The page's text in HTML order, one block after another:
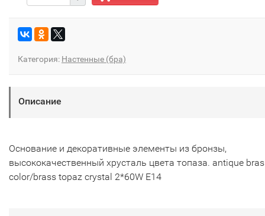
Категория: Настенные (бра)
Описание
Основание и декоративные элементы из бронзы,
высококачественный хрусталь цвета топаза. antique
color/brass topaz crystal 2*60W E14